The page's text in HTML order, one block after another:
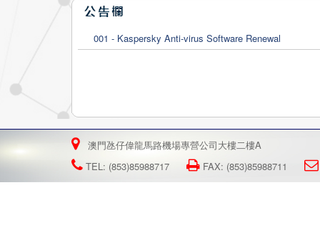
001 - Kaspersky Anti-virus Software Renewal
澳門氹仔偉龍馬路機場專營公司大樓二樓A
TEL: (853)85988717
FAX: (853)85988711